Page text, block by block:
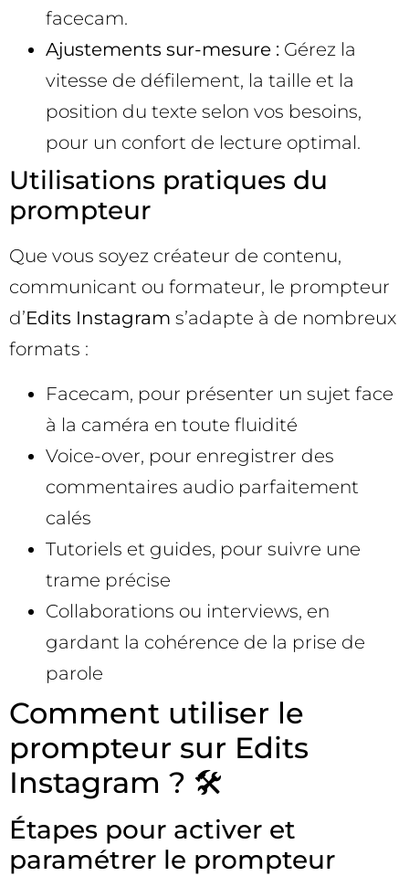
facecam.
Ajustements sur-mesure : Gérez la
vitesse de défilement, la taille et la
position du texte selon vos besoins,
pour un confort de lecture optimal.
Utilisations pratiques du
prompteur
Que vous soyez créateur de contenu,
communicant ou formateur, le prompteur
d’Edits Instagram s’adapte à de nombreux
formats :
Facecam, pour présenter un sujet face
à la caméra en toute fluidité
Voice-over, pour enregistrer des
commentaires audio parfaitement
calés
Tutoriels et guides, pour suivre une
trame précise
Collaborations ou interviews, en
gardant la cohérence de la prise de
parole
Comment utiliser le
prompteur sur Edits
Instagram ? 🛠️
Étapes pour activer et
paramétrer le prompteur